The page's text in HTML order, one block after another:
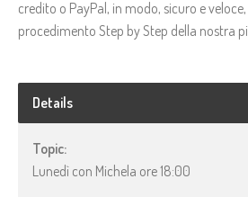
credito o PayPal, in modo, sicuro e veloce,
procedimento Step by Step della nostra
Details
Topic:
Lunedì con Michela ore 18:00